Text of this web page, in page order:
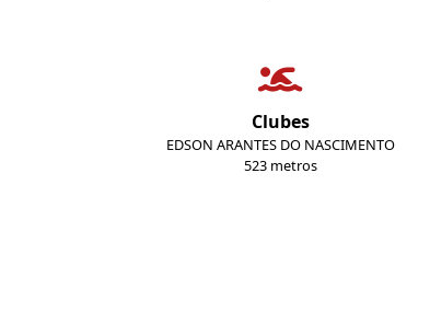
Clubes
EDSON ARANTES DO NASCIMENTO
523 metros